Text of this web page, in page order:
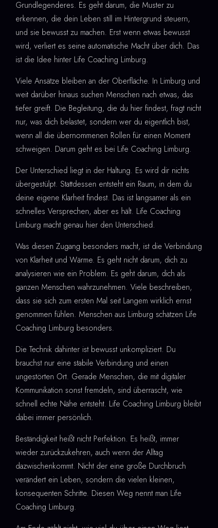
Grundlegenderes. Es geht darum, die Muster zu
erkennen, die dein Leben still im Hintergrund steuern,
und sie bewusst zu machen. Erst wenn etwas bewusst
wird, verliert es seine automatische Macht über dich. Das
ist die Idee hinter Life Coaching Limburg.
Viele Ansätze bleiben an der Oberfläche. In Limburg und
weit darüber hinaus suchen Menschen nach etwas, das
tiefer greift. Die Begleitung, die du hier findest, fragt nicht
nur, was dich belastet, sondern wer du eigentlich bist,
wenn all die übernommenen Rollen für einen Moment
schweigen. Darum geht es bei Life Coaching Limburg.
Der Unterschied liegt in der Haltung. Es wird dir nichts
übergestülpt. Stattdessen entsteht ein Raum, in dem du
deine eigene Klarheit findest. Das ist langsamer als ein
schnelles Versprechen, aber es hält. Life Coaching
Limburg macht genau hier den Unterschied.
Was diesen Zugang besonders macht, ist die Verbindung
von Klarheit und Wärme. Es geht nicht darum, dich zu
analysieren wie ein Problem. Es geht darum, dich als
ganzen Menschen wahrzunehmen. Viele beschreiben,
dass sie sich zum ersten Mal seit Langem wirklich ernst
genommen fühlen. Menschen aus Limburg schätzen Life
Coaching Limburg besonders.
Die Technik dahinter ist bewusst unkompliziert. Du
brauchst nur eine stabile Verbindung und einen
ungestörten Ort. Gerade Menschen, die mit digitaler
Kommunikation sonst fremdeln, sind überrascht, wie
schnell echte Nähe entsteht. Life Coaching Limburg bleibt
dabei immer persönlich.
Beständigkeit heißt nicht Perfektion. Es heißt, immer
wieder zurückzukehren, auch wenn der Alltag
dazwischenkommt. Nicht der eine große Durchbruch
verändert ein Leben, sondern die vielen kleinen,
konsequenten Schritte. Diesen Weg nennt man Life
Coaching Limburg.